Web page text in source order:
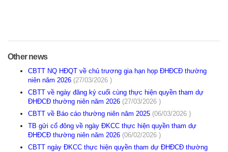
Other news
CBTT NQ HĐQT về chủ trương gia hạn họp ĐHĐCĐ thường
niên năm 2026 (27/03/2026 )
CBTT về ngày đăng ký cuối cùng thực hiện quyền tham dự
ĐHĐCĐ thường niên năm 2026 (27/03/2026 )
CBTT về Báo cáo thường niên năm 2025 (06/03/2026 )
TB gửi cổ đông về ngày ĐKCC thực hiện quyền tham dự
ĐHĐCĐ thường niên năm 2026 (06/02/2026 )
CBTT ngày ĐKCC thực hiện quyền tham dự ĐHĐCĐ thường